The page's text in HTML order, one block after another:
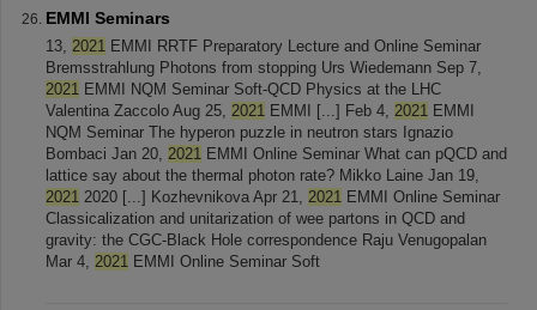
EMMI Seminars
13, 2021 EMMI RRTF Preparatory Lecture and Online Seminar
Bremsstrahlung Photons from stopping Urs Wiedemann Sep 7,
2021 EMMI NQM Seminar Soft-QCD Physics at the LHC
Valentina Zaccolo Aug 25, 2021 EMMI [...] Feb 4, 2021 EMMI
NQM Seminar The hyperon puzzle in neutron stars Ignazio
Bombaci Jan 20, 2021 EMMI Online Seminar What can pQCD and
lattice say about the thermal photon rate? Mikko Laine Jan 19,
2021 2020 [...] Kozhevnikova Apr 21, 2021 EMMI Online Seminar
Classicalization and unitarization of wee partons in QCD and
gravity: the CGC-Black Hole correspondence Raju Venugopalan
Mar 4, 2021 EMMI Online Seminar Soft